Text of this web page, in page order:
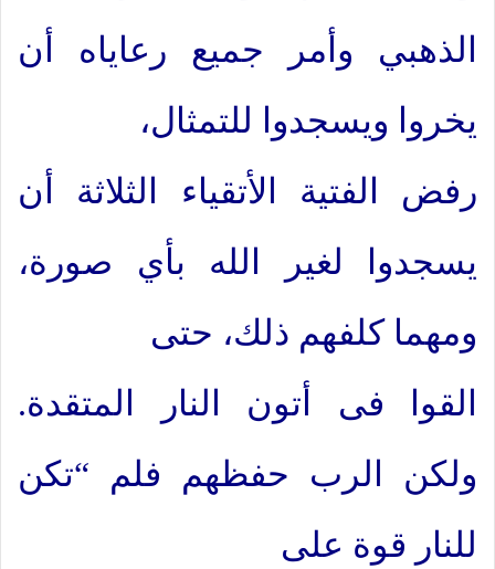
الذهبي وأمر جميع رعاياه أن
يخروا ويسجدوا للتمثال،
رفض الفتية الأتقياء الثلاثة أن
يسجدوا لغير الله بأي صورة،
ومهما كلفهم ذلك، حتى
القوا فى أتون النار المتقدة.
ولكن الرب حفظهم فلم “تكن
للنار قوة على